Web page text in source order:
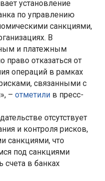
установление
по управлению
санкциями,
В
и платежным
право отказаться от
операций в рамках
связанными с
–отметили в пресс-
отсутствует
и контроля рисков,
санкциями, что
под санкциями
счета в банках